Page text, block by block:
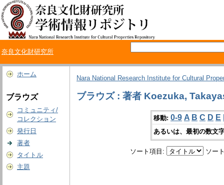
奈良文化財研究所
ホーム
ブラウズ
コミュニティ/
コレクション
発行日
著者
タイトル
主題
Nara National Research Institute for Cultural
ブラウズ : 著者 Koezuka,
移動: 0-9 A B C D E
あるいは、最初の数文
ソート項目: ソー